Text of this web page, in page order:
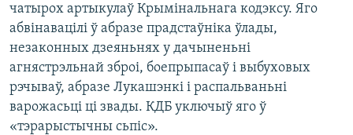
чатырох артыкулаў Крымінальнага кодэксу. Яго
абвінавацілі ў абразе прадстаўніка ўлады,
незаконных дзеяньнях у дачыненьні
агнястрэльнай зброі, боепрыпасаў і выбуховых
рэчываў, абразе Лукашэнкі і распальваньні
варожасьці ці звады. КДБ уключыў яго ў
«тэрарыстычны сьпіс».